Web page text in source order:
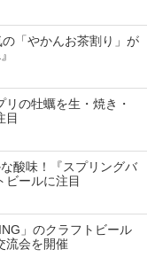
「やかんお茶割り」が
の牡蠣を生・焼き・
目
酸味！『スプリングバ
ビールに注目
」のクラフトビール
流会を開催